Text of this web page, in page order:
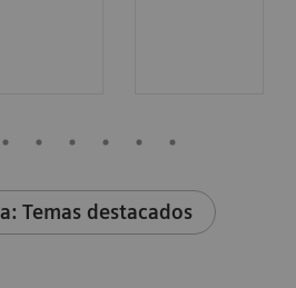
Temas destacados